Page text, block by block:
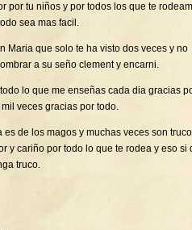
por tu niños y por todos los que te
sea mas facil.
Maria que solo te ha visto dos veces y no
a su seño clement y encarni.
lo que me enseñas cada dia gracias
veces gracias por todo.
es de los magos y muchas veces son
y cariño por todo lo que te rodea y eso si
truco.